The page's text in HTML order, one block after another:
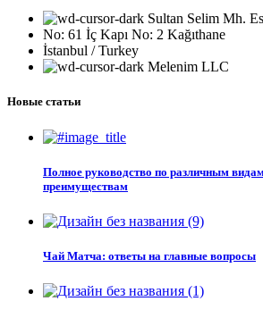
Sultan Selim Mh.
No: 61 İç Kapı No: 2 Kağıthane
İstanbul / Turkey
Melenim LLC
Новые статьи
Полное руководство по различным
преимуществам
Чай Матча: ответы на главные вопросы